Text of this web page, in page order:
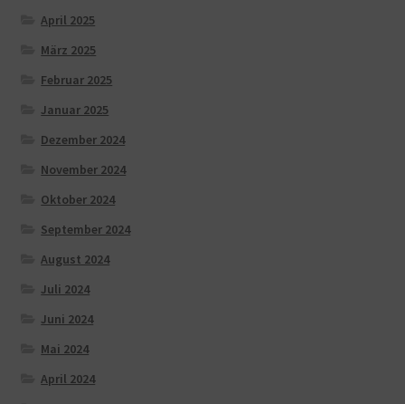
April 2025
März 2025
Februar 2025
Januar 2025
Dezember 2024
November 2024
Oktober 2024
September 2024
August 2024
Juli 2024
Juni 2024
Mai 2024
April 2024